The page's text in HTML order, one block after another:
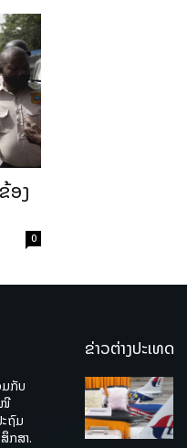
ອງ
0
ມກັບ
ໜີ
ຖົມ
ກສາ.
ຂ່າວຕ່າງປະເທດ